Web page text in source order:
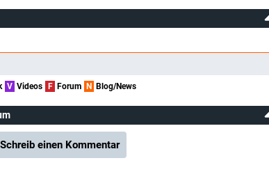
V Videos F Forum N Blog/News
Schreib einen Kommentar